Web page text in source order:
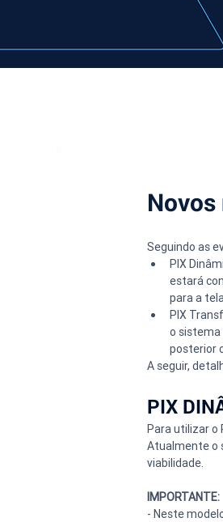
Seguindo as
PIX
estará
para a
PIX
o sistema
posterior
A seguir,
PIX
Para utilizar o
Atualmente o
viabilidade.
IMPORTANTE:
- Neste